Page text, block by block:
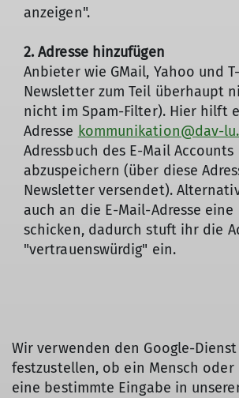
anzeigen".
2. Adresse hinzufügen
Anbieter wie GMail, Yahoo und
Newsletter zum Teil überhaupt
nicht im Spam-Filter). Hier hilft
Adresse kommunikation@dav-
Adressbuch des E-Mail Accounts
abzuspeichern (über diese
Newsletter versendet).
auch an die E-Mail-Adresse eine
schicken, dadurch stuft ihr die
"vertrauenswürdig" ein.
Wir verwenden den Google-
festzustellen, ob ein Mensch oder
eine bestimmte Eingabe in